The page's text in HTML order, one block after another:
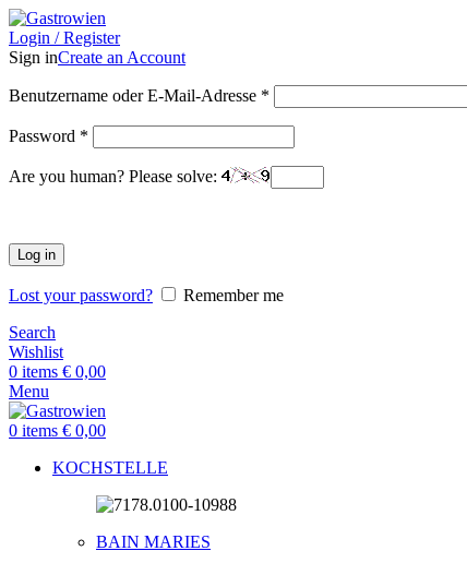
Login / Register
Sign inCreate an Account
Benutzername oder E-Mail-Adresse *
Password *
Are you human? Please solve:
Log in
Lost your password?
Remember me
Search
Wishlist
0 items € 0,00
Menu
0 items € 0,00
KOCHSTELLE
BAIN MARIES